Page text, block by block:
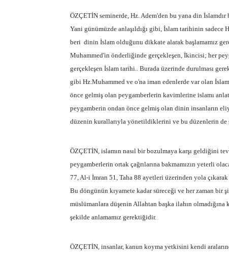
ÖZÇETİN seminerde, Hz. Adem'den bu yana din
Yani günümüzde anlaşıldığı gibi, İslam tarihinin sadece
beri dinin İslam olduğunu dikkate alarak başlamamız
Muhammed'in önderliğinde gerçekleşen, İkincisi; her
gerçekleşen İslam tarihi.. Burada üzerinde durulması
gibi Hz.Muhammed ve o'na iman edenlerde var olan
önce gelmiş olan peygamberlerin kavimlerine islamı
peygamberin ondan önce gelmiş olan dinin insanların
düzenin kurallarıyla yönetildiklerini ve bu düzenlerin
ÖZÇETİN, islamın nasıl bir bozulmaya karşı geldiğini
peygamberlerin ortak çağrılarına bakmamızın yeterli
77, Al-i İmran 51, Taha 88 ayetleri üzerinden yola
Bu döngünün kıyamete kadar süreceği ve her zaman bir
müslümanlara düşenin Allahtan başka ilahın
şekilde anlamamız gerektiğidir.
ÖZÇETİN, insanlar, kanun koyma yetkisini kendi